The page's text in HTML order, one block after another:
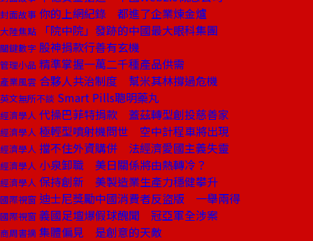
封面故事 你的上網紀錄 都進了企業煉金爐
大陸焦點 「院中院」發跡的中國最大眼科集團
關鍵數字 股神捐款行善有玄機
管理小品 精準掌握一萬二千種產品供需
產業風雲 合夥人共治制度 幫米其林撐過危機
英文無所不談 Smart Pills聰明藥丸
經濟學人 代操巴菲特捐款 蓋茲轉型創投慈善家
經濟學人 極輕型噴射機問世 空中計程車將出現
經濟學人 擋不住外資購併 法經濟愛國主義失靈
經濟學人 小泉卸職 美日關係將由熱轉冷？
經濟學人 保持創新 美製造業生產力穩健攀升
國際視窗 迪士尼獎勵中國消費者反盜版 一舉兩得
國際視窗 義國足壇爆假球醜聞 冠亞軍全涉案
商周書摘 集體偏見 是創意的天敵